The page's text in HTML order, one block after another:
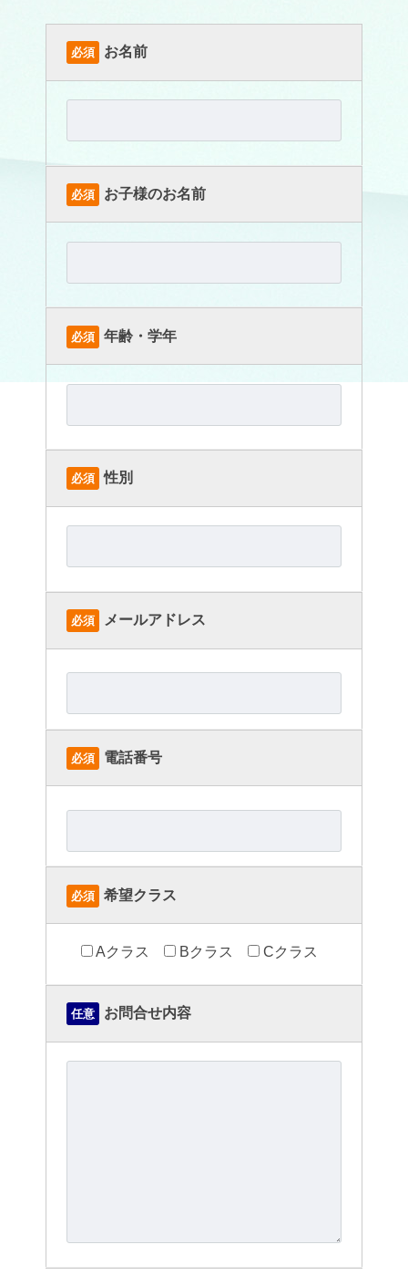
必須 お名前
必須 お子様のお名前
必須 年齢・学年
必須 性別
必須 メールアドレス
必須 電話番号
必須 希望クラス
Aクラス Bクラス Cクラス
任意 お問合せ内容